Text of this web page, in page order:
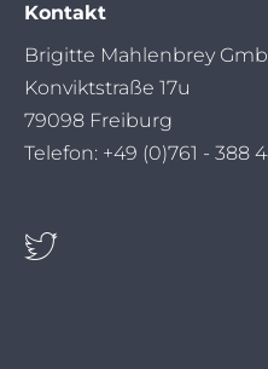
Kontakt
Brigitte Mahlenbrey
Konviktstraße 17u
79098 Freiburg
Telefon: +49 (0)761 - 388